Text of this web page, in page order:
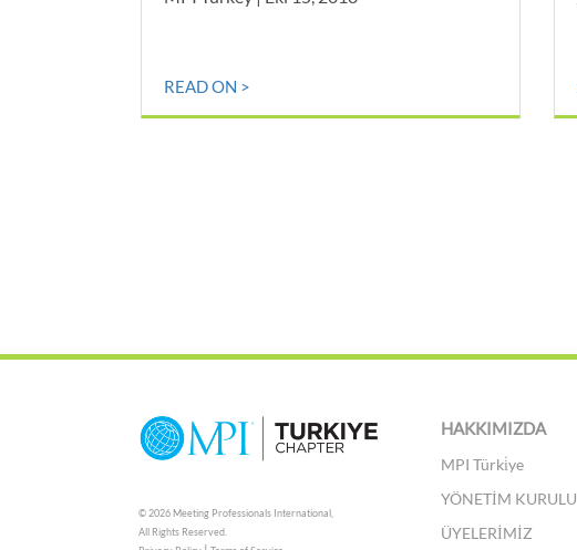
READ ON >
© 2026 Meeting Professionals International,
All Rights Reserved.
HAKKIMIZDA
MPI Türki̇ye
YÖNETİM KURULU
ÜYELERİMİZ